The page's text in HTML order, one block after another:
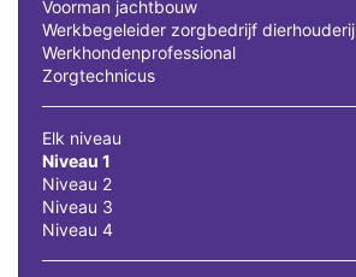
Voorman jachtbouw
Werkbegeleider zorgbedrijf dierhouderij
Werkhondenprofessional
Zorgtechnicus
Elk niveau
Niveau 1
Niveau 2
Niveau 3
Niveau 4